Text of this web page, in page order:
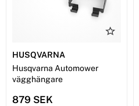
HUSQVARNA
Husqvarna Automower
vägghängare
879 SEK